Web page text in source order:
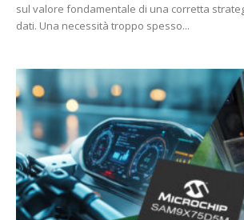
sul valore fondamentale di una corretta
dati. Una necessità troppo spesso...